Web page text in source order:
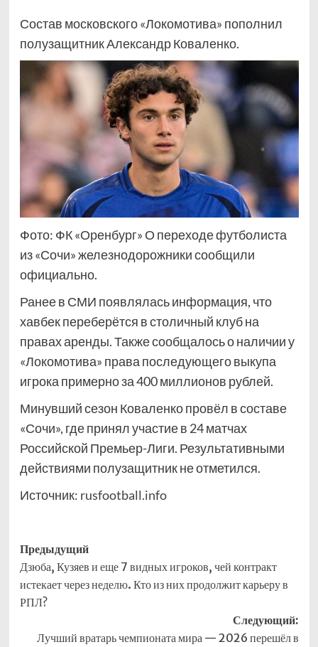
Состав московского «Локомотива» пополнил
полузащитник Александр Коваленко.
Фото: ФК «Оренбург» О переходе футболиста
из «Сочи» железнодорожники сообщили
официально.
Ранее в СМИ появлялась информация, что
хавбек переберётся в столичный клуб на
правах аренды. Также сообщалось о наличии у
«Локомотива» права последующего выкупа
игрока примерно за 400 миллионов рублей.
Минувший сезон Коваленко провёл в составе
«Сочи», где принял участие в 24 матчах
Российской Премьер-Лиги. Результативными
действиями полузащитник не отметился.
Источник: rusfootball.info
Навигация
записи
Предыдущий
Дзюба, Кузяев и еще 7 видных игроков, чей контракт
истекает через неделю. Кто из них продолжит карьеру в
РПЛ?
Следующий:
Лучший вратарь чемпионата мира — 2026 перешёл в